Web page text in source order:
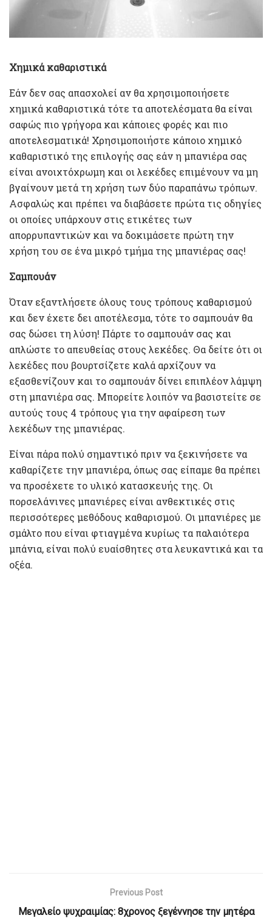
Χημικά καθαριστικά
Εάν δεν σας απασχολεί αν θα χρησιμοποιήσετε
χημικά καθαριστικά τότε τα αποτελέσματα θα είναι
σαφώς πιο γρήγορα και κάποιες φορές και πιο
αποτελεσματικά! Χρησιμοποιήστε κάποιο χημικό
καθαριστικό της επιλογής σας εάν η μπανιέρα σας
είναι ανοιχτόχρωμη και οι λεκέδες επιμένουν να μη
βγαίνουν μετά τη χρήση των δύο παραπάνω τρόπων.
Ασφαλώς και πρέπει να διαβάσετε πρώτα τις οδηγίες
οι οποίες υπάρχουν στις ετικέτες των
απορρυπαντικών και να δοκιμάσετε πρώτη την
χρήση του σε ένα μικρό τμήμα της μπανιέρας σας!
Σαμπουάν
Όταν εξαντλήσετε όλους τους τρόπους καθαρισμού
και δεν έχετε δει αποτέλεσμα, τότε το σαμπουάν θα
σας δώσει τη λύση! Πάρτε το σαμπουάν σας και
απλώστε το απευθείας στους λεκέδες. Θα δείτε ότι οι
λεκέδες που βουρτσίζετε καλά αρχίζουν να
εξασθενίζουν και το σαμπουάν δίνει επιπλέον λάμψη
στη μπανιέρα σας. Μπορείτε λοιπόν να βασιστείτε σε
αυτούς τους 4 τρόπους για την αφαίρεση των
λεκέδων της μπανιέρας.
Είναι πάρα πολύ σημαντικό πριν να ξεκινήσετε να
καθαρίζετε την μπανιέρα, όπως σας είπαμε θα πρέπει
να προσέχετε το υλικό κατασκευής της. Οι
πορσελάνινες μπανιέρες είναι ανθεκτικές στις
περισσότερες μεθόδους καθαρισμού. Οι μπανιέρες με
σμάλτο που είναι φτιαγμένα κυρίως τα παλαιότερα
μπάνια, είναι πολύ ευαίσθητες στα λευκαντικά και τα
οξέα.
Previous Post
Μεγαλείο ψυχραιμίας: 8χρονος ξεγέννησε την μητέρα